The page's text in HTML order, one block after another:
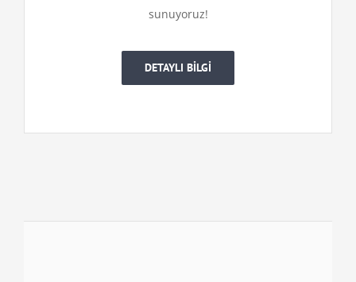
sunuyoruz!
DETAYLI BİLGİ